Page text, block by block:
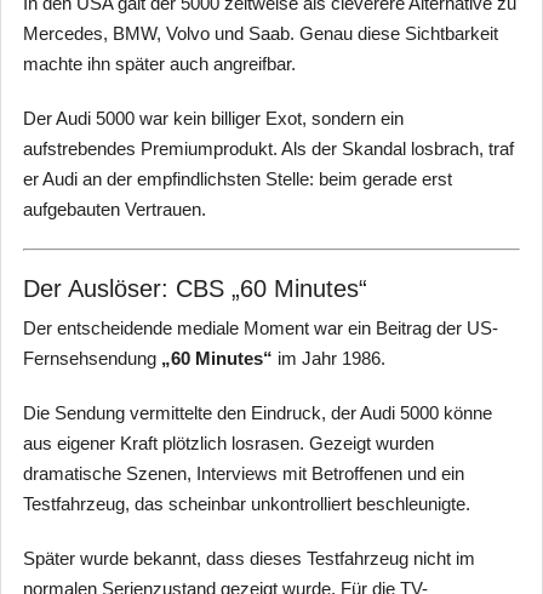
Mercedes, BMW, Volvo und Saab. Genau diese Sichtbarkeit
machte ihn später auch angreifbar.
Der Audi 5000 war kein billiger Exot, sondern ein
aufstrebendes Premiumprodukt. Als der Skandal losbrach, traf
er Audi an der empfindlichsten Stelle: beim gerade erst
aufgebauten Vertrauen.
Der Auslöser: CBS „60 Minutes“
Der entscheidende mediale Moment war ein Beitrag der US-
Fernsehsendung „60 Minutes“ im Jahr 1986.
Die Sendung vermittelte den Eindruck, der Audi 5000 könne
aus eigener Kraft plötzlich losrasen. Gezeigt wurden
dramatische Szenen, Interviews mit Betroffenen und ein
Testfahrzeug, das scheinbar unkontrolliert beschleunigte.
Später wurde bekannt, dass dieses Testfahrzeug nicht im
normalen Serienzustand gezeigt wurde. Für die TV-